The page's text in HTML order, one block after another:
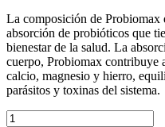
La composición de Probiomax
absorción de probióticos que
bienestar de la salud. La
cuerpo, Probiomax contribuye
calcio, magnesio y hierro,
parásitos y toxinas del sistema.
Probiomax